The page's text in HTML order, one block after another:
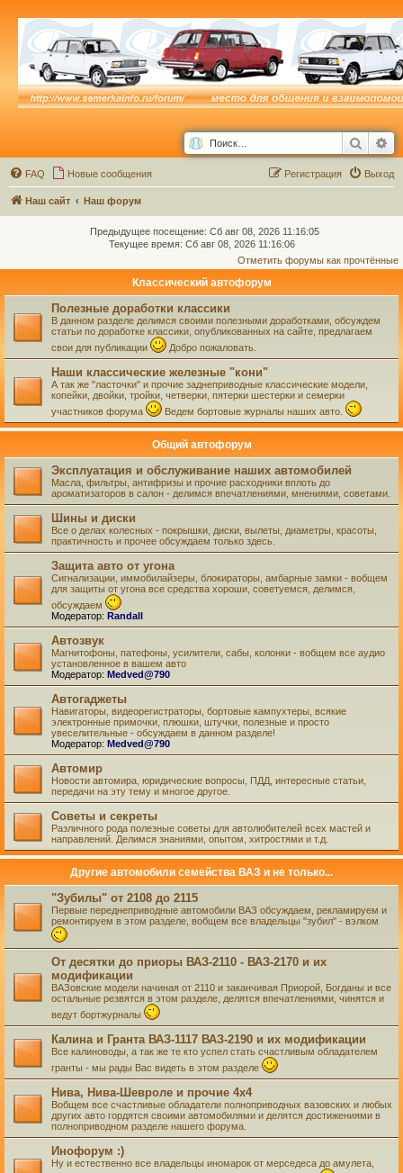
Поиск
FAQ Новые сообщения Выход
Регистрация
Наш сайт Наш форум
Предыдущее посещение: Сб авг 08, 2026 11:16:05
Текущее время: Сб авг 08, 2026 11:16:06
Отметить форумы как прочтённые
Классический автофорум
Полезные доработки классики
В данном разделе делимся своими полезными доработками, обсуждем
статьи по доработке классики, опубликованных на сайте, предлагаем
свои для публикации
Добро пожаловать.
Наши классические железные "кони"
А так же "ласточки" и прочие заднеприводные классические модели,
копейки, двойки, тройки, четверки, пятерки шестерки и семерки
участников форума
Ведем бортовые журналы наших авто.
Общий автофорум
Эксплуатация и обслуживание наших автомобилей
Масла, фильтры, антифризы и прочие расходники вплоть до
ароматизаторов в салон - делимся впечатлениями, мнениями, советами.
Шины и диски
Все о делах колесных - покрышки, диски, вылеты, диаметры, красоты,
практичность и прочее обсуждаем только здесь.
Защита авто от угона
Сигнализации, иммобилайзеры, блокираторы, амбарные замки - вобщем
для защиты от угона все средства хороши, советуемся, делимся,
обсуждаем
Модератор: Randall
Автозвук
Магнитофоны, патефоны, усилители, сабы, колонки - вобщем все аудио
установленное в вашем авто
Модератор: Medved@790
Автогаджеты
Навигаторы, видеорегистраторы, бортовые кампухтеры, всякие
электронные примочки, плюшки, штучки, полезные и просто
увеселительные - обсуждаем в данном разделе!
Модератор: Medved@790
Автомир
Новости автомира, юридические вопросы, ПДД, интересные статьи,
передачи на эту тему и многое другое.
Советы и секреты
Различного рода полезные советы для автолюбителей всех мастей и
направлений. Делимся знаниями, опытом, хитростями и т.д.
Другие автомобили семейства ВАЗ и не только...
"Зубилы" от 2108 до 2115
Первые переднеприводные автомобили ВАЗ обсуждаем, рекламируем и
ремонтируем в этом разделе, вобщем все владельцы "зубил" - вэлком
От десятки до приоры ВАЗ-2110 - ВАЗ-2170 и их
модификации
ВАЗовские модели начиная от 2110 и заканчивая Приорой, Богданы и все
остальные резвятся в этом разделе, делятся впечатлениями, чинятся и
ведут бортжурналы
Калина и Гранта ВАЗ-1117 ВАЗ-2190 и их модификации
Все калиноводы, а так же те кто успел стать счастливым обладателем
гранты - мы рады Вас видеть в этом разделе
Нива, Нива-Шевроле и прочие 4х4
Вобщем все счастливые обладатели полноприводных вазовских и любых
других авто гордятся своими автомобилями и делятся достижениями в
полноприводном разделе нашего форума.
Инофорум :)
Ну и естественно все владельцы иномарок от мерседеса до амулета,